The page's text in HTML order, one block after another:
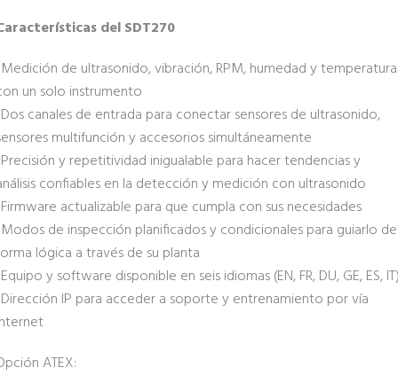
del SDT270
de ultrasonido, vibración, RPM, humedad y temperatura
un solo instrumento
canales de entrada para conectar sensores de ultrasonido,
multifunción y accesorios simultáneamente
y repetitividad inigualable para hacer tendencias y
confiables en la detección y medición con ultrasonido
actualizable para que cumpla con sus necesidades
de inspección planificados y condicionales para guiarlo de
lógica a través de su planta
y software disponible en seis idiomas (EN, FR, DU, GE, ES,
IP para acceder a soporte y entrenamiento por vía
ATEX: